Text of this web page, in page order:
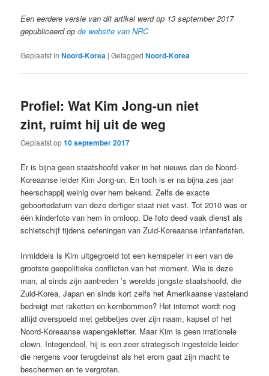
Een eerdere versie van dit artikel werd op 13 september 2017
gepubliceerd opde website van NRC
Geplaatst in Noord-Korea |Getagged Noord-Korea
Profiel: Wat Kim Jong-un niet
zint, ruimt hij uit de weg
Geplaatst op10 september 2017
Er is bijna geen staatshoofd vaker in het nieuws dan de Noord-
Koreaanse leider Kim Jong-un. En toch is er na bijna zes jaar
heerschappij weinig over hem bekend. Zelfs de exacte
geboortedatum van deze dertiger staat niet vast. Tot 2010 was er
één kinderfoto van hem in omloop. De foto deed vaak dienst als
schietschijf tijdens oefeningen van Zuid-Koreaanse infanteristen.
Inmiddels is Kim uitgegroeid tot een kernspeler in een van de
grootste geopolitieke conflicten van het moment. Wie is deze
man, al sinds zijn aantreden ’s werelds jongste staatshoofd, die
Zuid-Korea, Japan en sinds kort zelfs het Amerikaanse vasteland
bedreigt met raketten en kernbommen? Het internet wordt nog
altijd overspoeld met gebbetjes over zijn naam, kapsel of het
Noord-Koreaanse wapengekletter. Maar Kim is geen irrationele
clown. Integendeel, hij is een zeer strategisch ingestelde leider
die nergens voor terugdeinst als het erom gaat zijn macht te
beschermen en te vergroten.